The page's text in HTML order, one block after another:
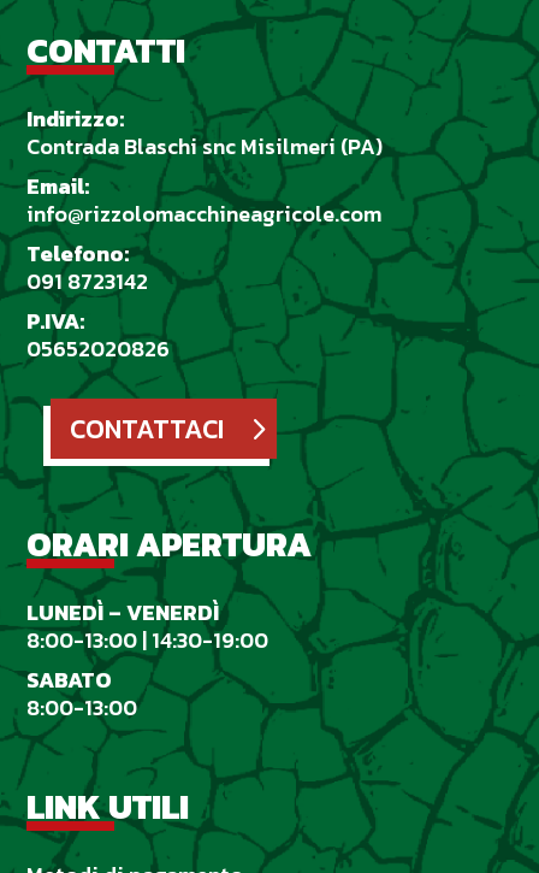
CONTATTI
Indirizzo:
Contrada Blaschi snc Misilmeri (PA)
Email:
info@rizzolomacchineagricole.com
Telefono:
091 8723142
P.IVA:
05652020826
CONTATTACI
ORARI APERTURA
LUNEDÌ– VENERDÌ
8:00-13:00 | 14:30-19:00
SABATO
8:00-13:00
LINK UTILI